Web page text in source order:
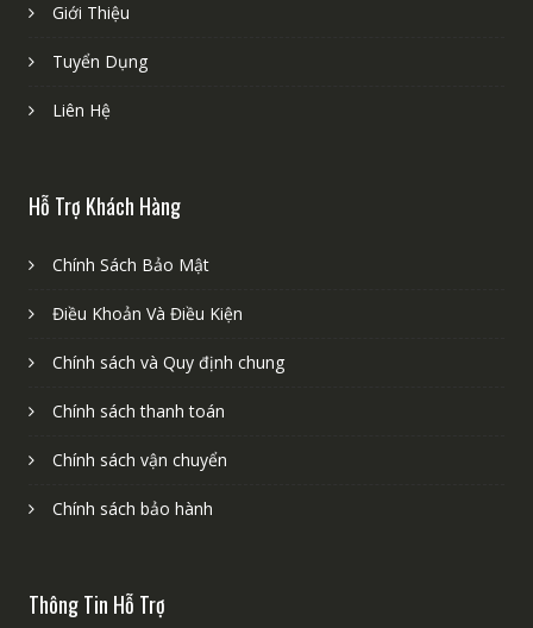
Giới Thiệu
Tuyển Dụng
Liên Hệ
Hỗ Trợ Khách Hàng
Chính Sách Bảo Mật
Điều Khoản Và Điều Kiện
Chính sách và Quy định chung
Chính sách thanh toán
Chính sách vận chuyển
Chính sách bảo hành
Thông Tin Hỗ Trợ